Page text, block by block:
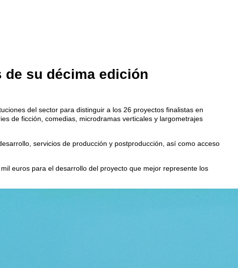
de su décima edición
del sector para distinguir a los 26 proyectos finalistas en
de ficción, comedias, microdramas verticales y largometrajes
servicios de producción y postproducción, así como acceso
mil euros para el desarrollo del proyecto que mejor represente los